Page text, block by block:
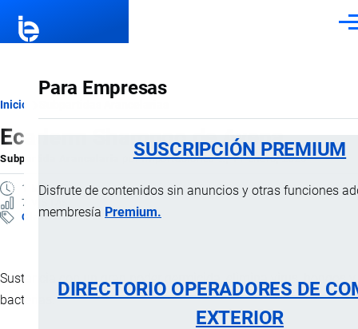
Para Empresas
SUSCRIPCIÓN PREMIUM
Disfrute de contenidos sin anuncios y otras funciones
membresía Premium.
DIRECTORIO OPERADORES DE
EXTERIOR
Ruta
de
navegación
Inicio
Ecaderm Shampoo de Avena
Subpartida Arancelaria porImportaciones …, 11 Enero, 2025
1 MINUTO
7 VISTAS
Clasificación Arancelaria
Sustancia con un gran poder germicida, elimina virus, hongos y
bacterias.